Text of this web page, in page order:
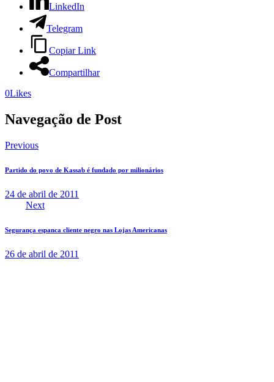
LinkedIn
Telegram
Copiar Link
Compartilhar
0Likes
Navegação de Post
Previous
Partido do povo de Kassab é fundado por milionários
24 de abril de 2011
Next
Segurança espanca cliente negro nas Lojas Americanas
26 de abril de 2011